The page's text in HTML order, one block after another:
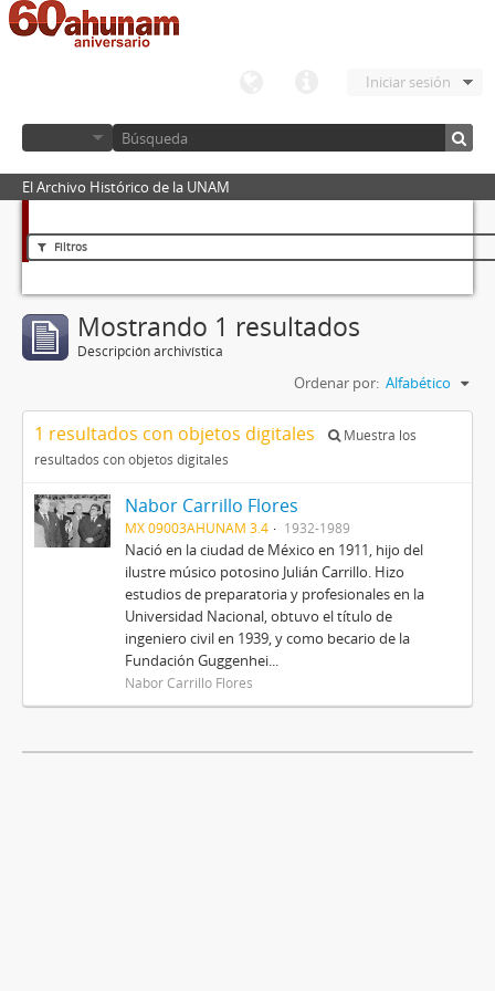
Iniciar sesión
El Archivo Histórico de la UNAM
Filtros
Mostrando 1 resultados
Descripción archivística
Ordenar por: Alfabético
1 resultados con objetos digitales
Muestra los
resultados con objetos digitales
Nabor Carrillo Flores
MX 09003AHUNAM 3.4 1932-1989
Nació en la ciudad de México en 1911, hijo del
ilustre músico potosino Julián Carrillo. Hizo
estudios de preparatoria y profesionales en la
Universidad Nacional, obtuvo el título de
ingeniero civil en 1939, y como becario de la
Fundación Guggenhei...
Nabor Carrillo Flores